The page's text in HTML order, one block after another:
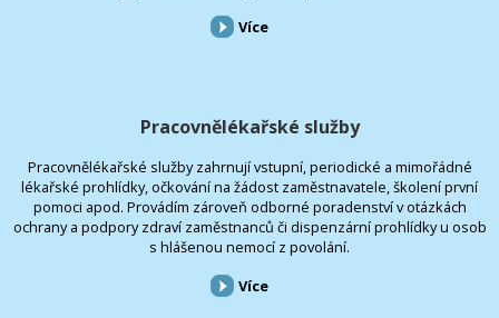
Více
Pracovnělékařské služby
Pracovnělékařské služby zahrnují vstupní, periodické a mimořádné
lékařské prohlídky, očkování na žádost zaměstnavatele, školení první
pomoci apod. Provádím zároveň odborné poradenství v otázkách
ochrany a podpory zdraví zaměstnanců či dispenzární prohlídky u osob
s hlášenou nemocí z povolání.
Více